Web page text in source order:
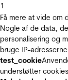
1
Få mere at vide om
Nogle af de data,
personalisering og
bruge IP-
test_cookie
understøtter